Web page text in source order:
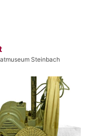
Steinbach